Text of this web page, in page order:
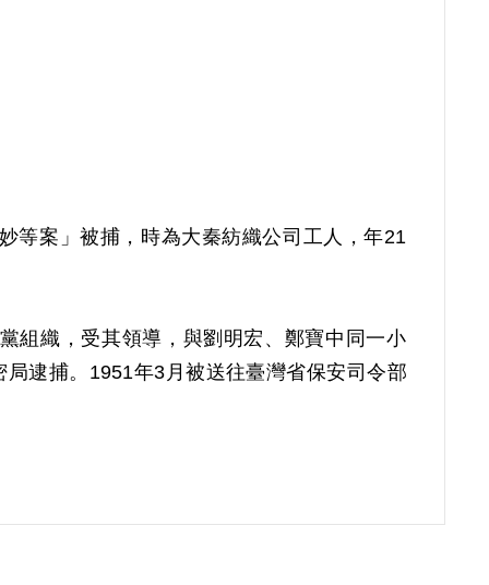
等案」被捕，時為大秦紡織公司工人，年21
組織，受其領導，與劉明宏、鄭寶中同一小
逮捕。1951年3月被送往臺灣省保安司令部
日林棕水提出報告指出，自己本是務農牧牛
第一項第二款判處其交付感化，另以命令行